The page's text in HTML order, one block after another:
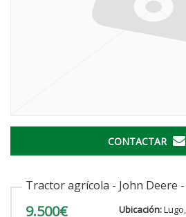
CONTACTAR
Tractor agrícola - John Deere -
9.500€ Ubicación: